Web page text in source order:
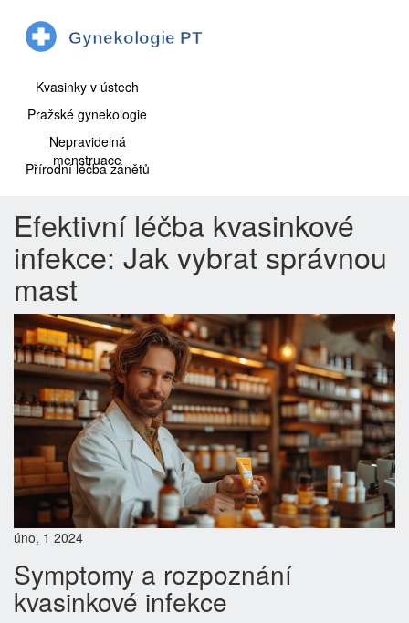
Kvasinky v ústech
Pražské gynekologie
Nepravidelná
menstruace
Přírodní léčba zánětů
Efektivní léčba kvasinkové
infekce: Jak vybrat správnou
mast
úno, 1 2024
Symptomy a rozpoznání
kvasinkové infekce